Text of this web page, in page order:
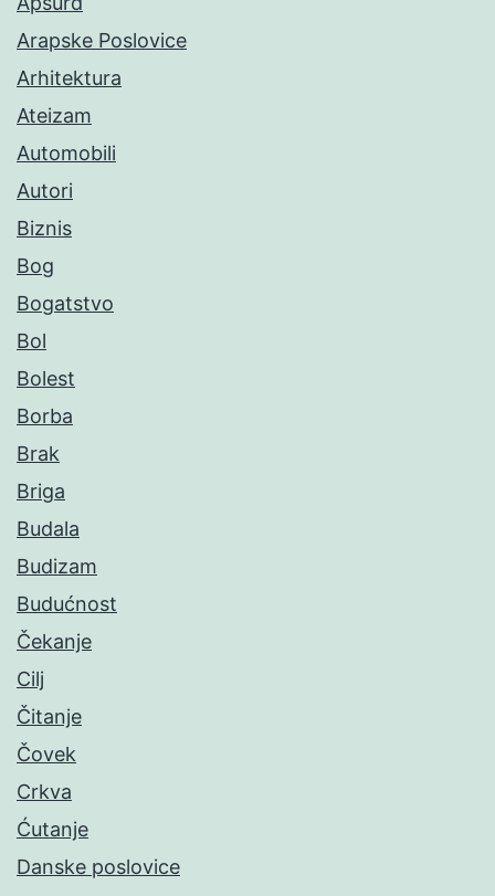
Arapske Poslovice
Arhitektura
Ateizam
Automobili
Autori
Biznis
Bog
Bogatstvo
Bol
Bolest
Borba
Brak
Briga
Budala
Budizam
Budućnost
Čekanje
Cilj
Čitanje
Čovek
Crkva
Ćutanje
Danske poslovice